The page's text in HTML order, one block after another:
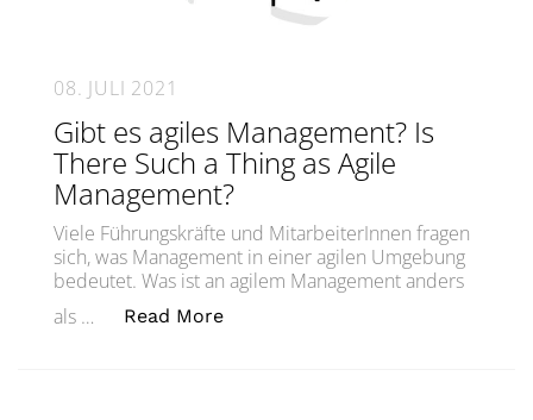
08. JULI 2021
Gibt es agiles Management? Is
There Such a Thing as Agile
Management?
Viele Führungskräfte und MitarbeiterInnen fragen
sich, was Management in einer agilen Umgebung
bedeutet. Was ist an agilem Management anders
als …
Read More„Gibt es agiles Management? Is